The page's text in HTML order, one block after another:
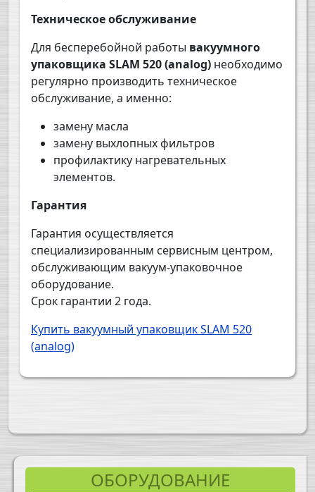
ОБОРУДОВАНИЕ
Техническое обслуживание
Для бесперебойной работы вакуумного
упаковщика SLAM 520 (analog) необходимо
регулярно производить техническое
обслуживание, а именно:
замену масла
замену выхлопных фильтров
профилактику нагревательных
элементов.
Гарантия
Гарантия осуществляется
специализированным сервисным центром,
обслуживающим вакуум-упаковочное
оборудование.
Срок гарантии 2 года.
Купить вакуумный упаковщик SLAM 520
(analog)